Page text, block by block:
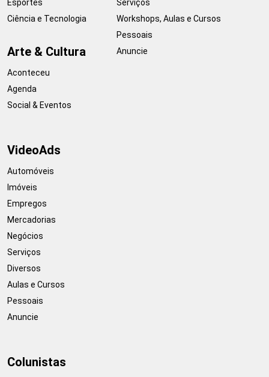
Esportes
Ciência e Tecnologia
Arte & Cultura
Aconteceu
Agenda
Social & Eventos
Serviços
Workshops, Aulas e Cursos
Pessoais
Anuncie
VideoAds
Automóveis
Imóveis
Empregos
Mercadorias
Negócios
Serviços
Diversos
Aulas e Cursos
Pessoais
Anuncie
Colunistas